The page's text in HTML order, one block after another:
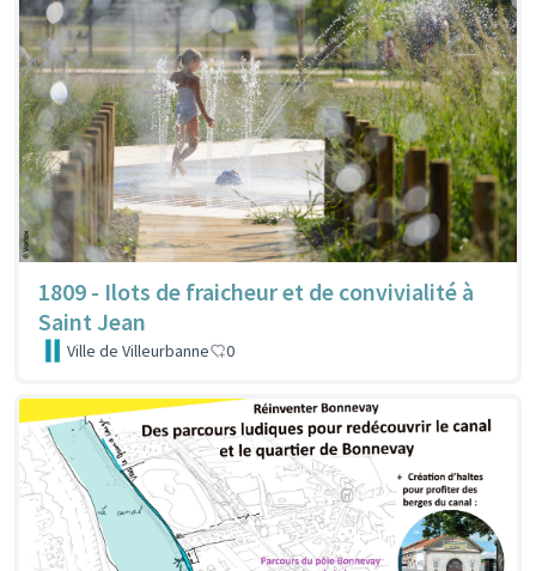
1809 - Ilots de fraicheur et de convivialité à
Saint Jean
Ville de Villeurbanne 0